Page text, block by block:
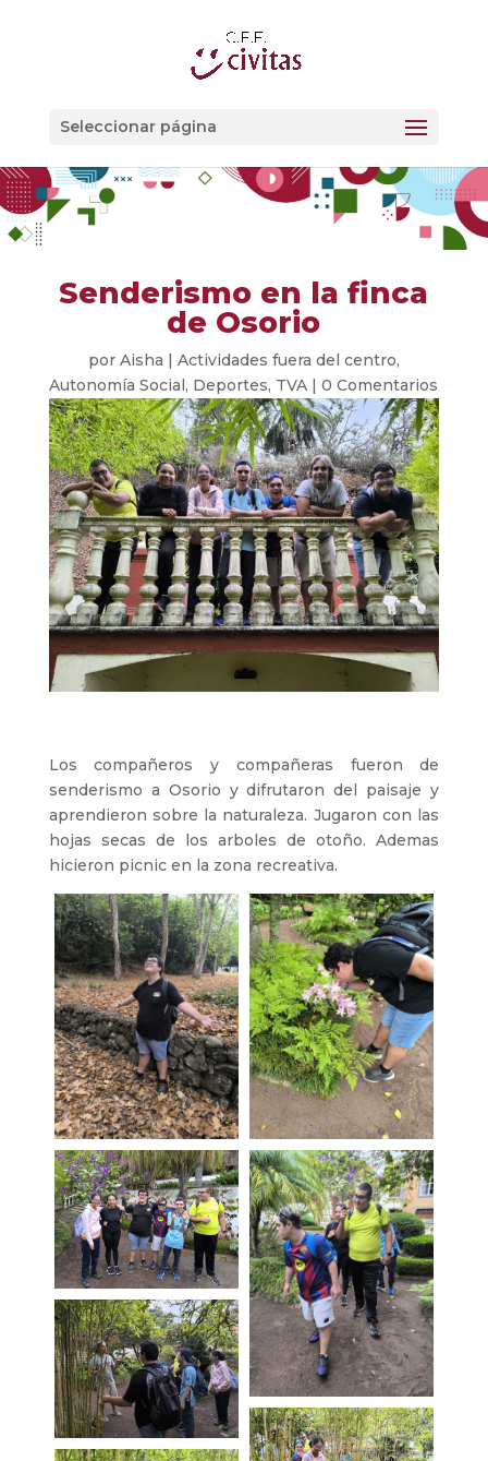
Seleccionar página
Senderismo en la finca
de Osorio
por Aisha | Actividades fuera del centro,
Autonomía Social, Deportes, TVA |0 Comentarios
Los compañeros y compañeras fueron de
senderismo a Osorio y difrutaron del paisaje y
aprendieron sobre la naturaleza. Jugaron con las
hojas secas de los arboles de otoño. Ademas
hicieron picnic en la zona recreativa.